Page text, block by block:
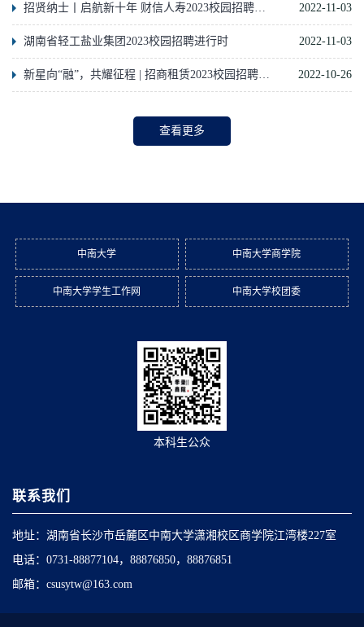
2022-11-03
湖南省轻工盐业集团2023校园招聘进行时 2022-11-03
2022-10-26
查看更多
中南大学 中南大学商学院
中南大学学生工作网 中南大学校团委
本科生公众
联系我们
地址：湖南省长沙市岳麓区中南大学潇湘校区商学院江湾楼227室
电话：0731-88877104，88876850，88876851
邮箱：csusytw@163.com